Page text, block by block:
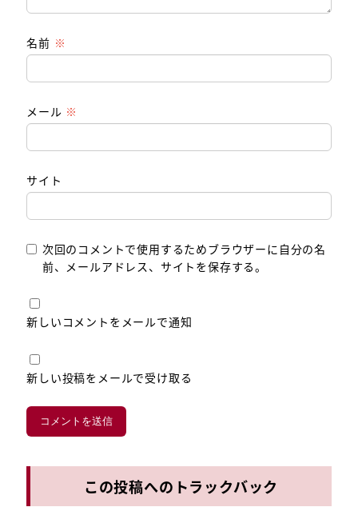
名前 ※
メール ※
サイト
次回のコメントで使用するためブラウザーに自分の名
前、メールアドレス、サイトを保存する。
新しいコメントをメールで通知
新しい投稿をメールで受け取る
この投稿へのトラックバック